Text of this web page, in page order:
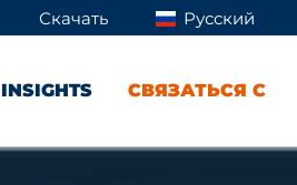
Скачать Русский
INSIGHTS СВЯЗАТЬСЯ С